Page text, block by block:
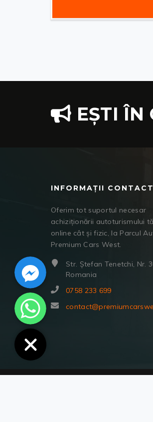
EȘTI ÎN
INFORMAȚII CONTACT
Oferim tot suportul necesar
achiziționării autoturismului
online cât și fizic, la Parcul
Premium Cars West.
Str. Ștefan Tenetchi, Nr.
Romania
0758 233 699
Facebook Messenger
WhatsApp